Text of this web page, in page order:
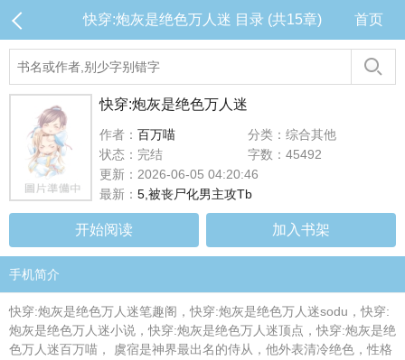
快穿:炮灰是绝色万人迷 目录 (共15章) 首页
快穿:炮灰是绝色万人迷
作者： 百万喵
分类：综合其他
状态：完结
字数：45492
更新：2026-06-05 04:20:46
最新： 5,被丧尸化男主攻Tb
开始阅读 加入书架
手机简介
快穿:炮灰是绝色万人迷笔趣阁，快穿:炮灰是绝色万人迷sodu，快穿:
炮灰是绝色万人迷小说，快穿:炮灰是绝色万人迷顶点，快穿:炮灰是绝
色万人迷百万喵， 虞宿是神界最出名的侍从，他外表清冷绝色，性格